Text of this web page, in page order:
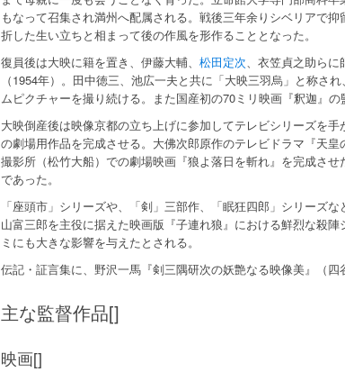
もなって召集され満州へ配属される。戦後三年余りシベリアで
折した生い立ちと相まって後の作風を形作ることとなった。
復員後は大映に籍を置き、伊藤大輔、 松田定次、衣笠貞之助らに
（1954年）。田中徳三、池広一夫と共に「大映三羽烏」と称さ
ムピクチャーを撮り続ける。また国産初の70ミリ映画『釈迦』の
大映倒産後は映像京都の立ち上げに参加してテレビシリーズを
の劇場用作品を完成させる。大佛次郎原作のテレビドラマ『天
撮影所（松竹大船）での劇場映画『狼よ落日を斬れ』を完成さ
であった。
「座頭市」シリーズや、「剣」三部作、「眠狂四郎」シリーズ
山富三郎を主役に据えた映画版『子連れ狼』における鮮烈な殺
ミにも大きな影響を与えたとされる。
伝記・証言集に、野沢一馬『剣三隅研次の妖艶なる映像美』（四
主な監督作品[]
映画[]